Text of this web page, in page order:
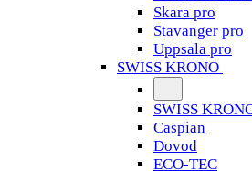
Skara pro
Stavanger pro
Uppsala pro
SWISS KRONO
SWISS
Caspian
Dovod
ECO-TEC